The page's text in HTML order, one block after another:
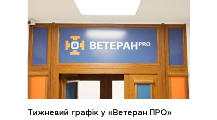
Тижневий графік у «Ветеран ПРО»